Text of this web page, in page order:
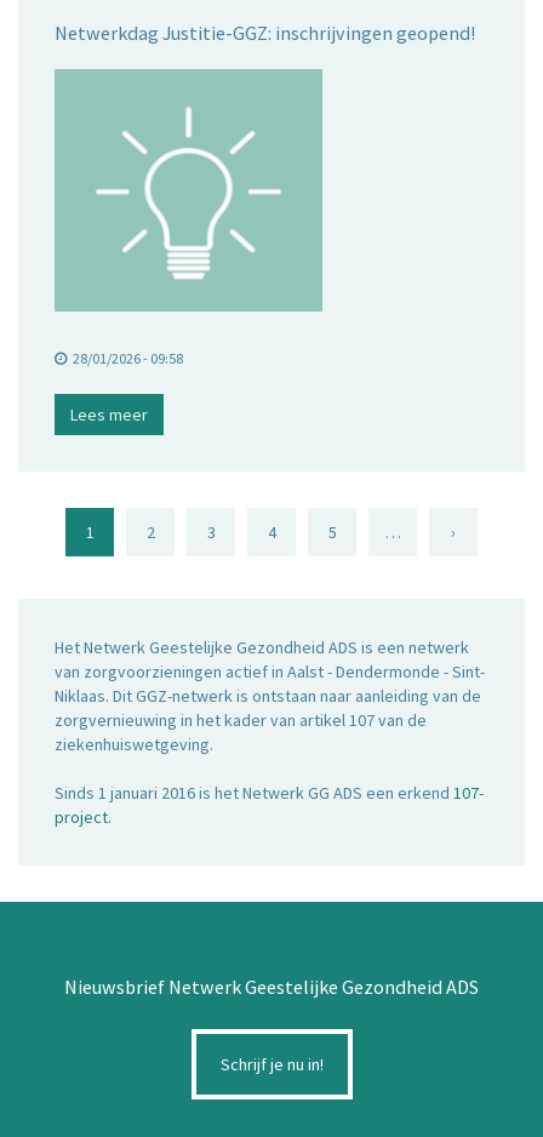
Netwerkdag Justitie-GGZ: inschrijvingen geopend!
28/01/2026 - 09:58
Lees meer
1 2 3 4 5 … ›
Het Netwerk Geestelijke Gezondheid ADS is een netwerk
van zorgvoorzieningen actief in Aalst - Dendermonde - Sint-
Niklaas. Dit GGZ-netwerk is ontstaan naar aanleiding van de
zorgvernieuwing in het kader van artikel 107 van de
ziekenhuiswetgeving.
Sinds 1 januari 2016 is het Netwerk GG ADS een erkend 107-
project.
Nieuwsbrief Netwerk Geestelijke Gezondheid ADS
Schrijf je nu in!